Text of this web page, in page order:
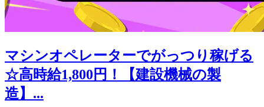
マシンオペレーターでがっつり稼げる
☆高時給1,800円！【建設機械の製
造】...